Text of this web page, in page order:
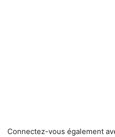
Connectez-vous également